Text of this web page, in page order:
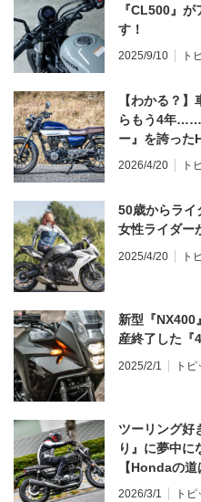
『CL500』
す！
2025/9/10 ト
【わかる？
らもう4年……
ー』を誇った
う？
2026/4/20 ト
50歳からライ
女性ライダー
2025/4/20 ト
新型『NX400
産終了した『
2025/2/1 ト
ツーリング好
り』に夢中に
【Hondaの
ンプレ・レビ
2026/3/1 ト